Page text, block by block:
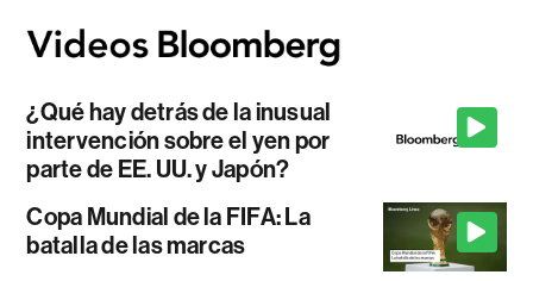
¿Qué hay detrás de la inusual
intervención sobre el yen por
parte de EE. UU. y Japón?
Copa Mundial de la FIFA: La
batalla de las marcas